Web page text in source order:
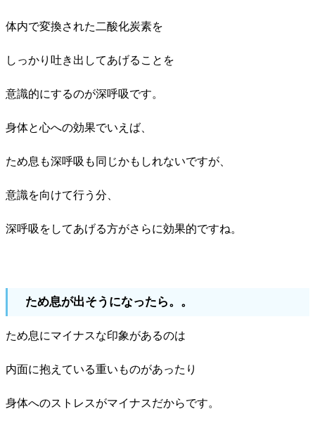
体内で変換された二酸化炭素を
しっかり吐き出してあげることを
意識的にするのが深呼吸です。
身体と心への効果でいえば、
ため息も深呼吸も同じかもしれないですが、
意識を向けて行う分、
深呼吸をしてあげる方がさらに効果的ですね。
ため息が出そうになったら。。
ため息にマイナスな印象があるのは
内面に抱えている重いものがあったり
身体へのストレスがマイナスだからです。